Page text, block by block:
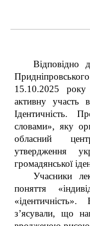
Відповідно
15.10.2025
активну участь
Ідентичність.
словами», яку
обласний
утвердження
громадянської
Учасники
поняття
з’ясували, що